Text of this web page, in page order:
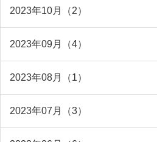
2023年10月（2）
2023年09月（4）
2023年08月（1）
2023年07月（3）